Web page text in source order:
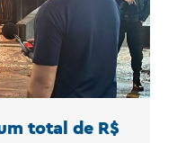
total de R$